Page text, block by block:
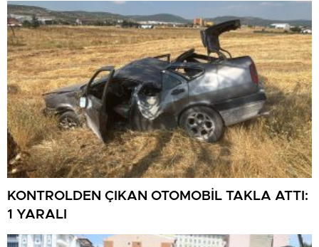
KONTROLDEN ÇIKAN OTOMOBİL TAKLA ATTI:
1 YARALI